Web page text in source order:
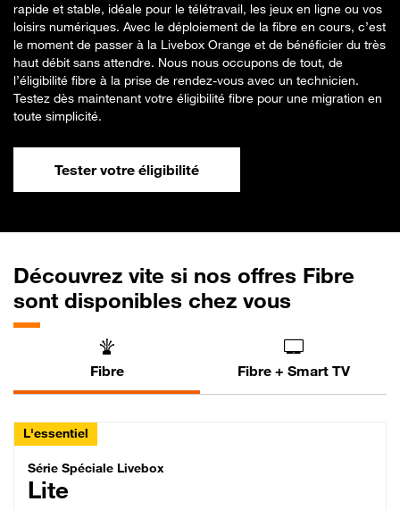
rapide et stable, idéale pour le télétravail, les jeux en ligne ou vos
loisirs numériques. Avec le déploiement de la fibre en cours, c’est
le moment de passer à la Livebox Orange et de bénéficier du très
haut débit sans attendre. Nous nous occupons de tout, de
l’éligibilité fibre à la prise de rendez-vous avec un technicien.
Testez dès maintenant votre éligibilité fibre pour une migration en
toute simplicité.
Tester votre éligibilité
Découvrez vite si nos offres Fibre
sont disponibles chez vous
Fibre Fibre + Smart TV
L'essentiel
Série Spéciale Livebox Lite Fibre
Série Spéciale Livebox
Lite